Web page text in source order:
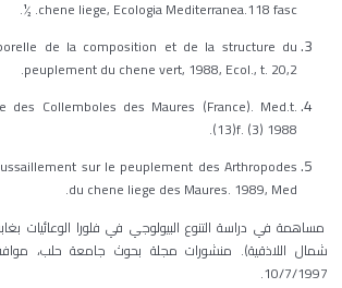
chene liege, Ecologia Mediterranea.118 fasc. ½.
de la composition et de la structure du
peuplement du chene vert, 1988, Ecol., t. 20,2.
des Collemboles des Maures (France). Med.t.
(13)f. (3) 1988.
sur le peuplement des Arthropodes
du chene liege des Maures. 1989, Med.
مساهمة في دراسة التنوع البيولوجي في فلورا الوعائيات
10/7/1997.